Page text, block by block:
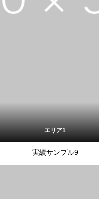
エリア1
実績サンプル9